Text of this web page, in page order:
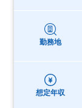
勤務地
想定年収